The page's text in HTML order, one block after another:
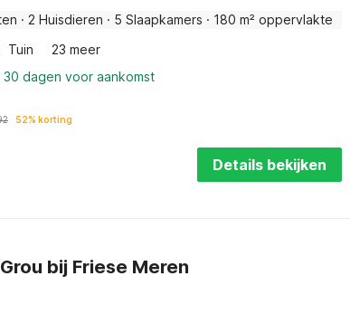
· 2 Huisdieren · 5 Slaapkamers · 180 m² oppervlakte
Tuin
23 meer
dagen voor aankomst
52% korting
Details bekijken
bij Friese Meren